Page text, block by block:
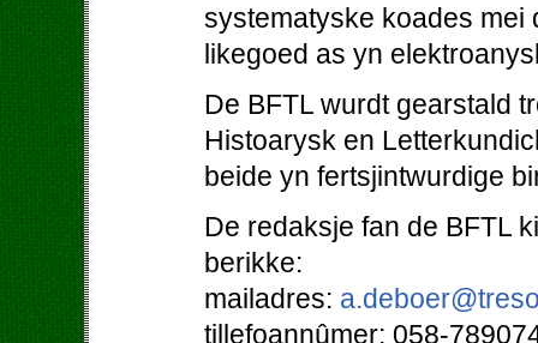
systematyske koades mei
likegoed as yn
De BFTL wurdt gearstald
Histoarysk en
beide yn fertsjintwurdige
De redaksje fan de BFTL
berikke:
mailadres:
tillefoannûmer: 058-